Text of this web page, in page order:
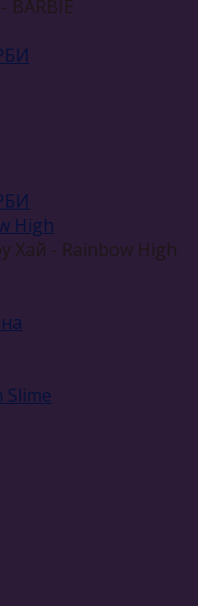
BARBIE
High
Хай - Rainbow High
Slime